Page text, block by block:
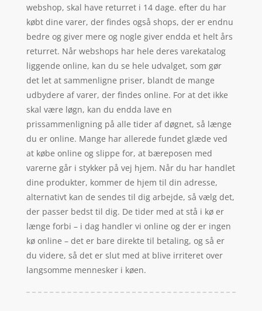
webshop, skal have returret i 14 dage. efter du har
købt dine varer, der findes også shops, der er endnu
bedre og giver mere og nogle giver endda et helt års
returret. Når webshops har hele deres varekatalog
liggende online, kan du se hele udvalget, som gør
det let at sammenligne priser, blandt de mange
udbydere af varer, der findes online. For at det ikke
skal være løgn, kan du endda lave en
prissammenligning på alle tider af døgnet, så længe
du er online. Mange har allerede fundet glæde ved
at købe online og slippe for, at bæreposen med
varerne går i stykker på vej hjem. Når du har handlet
dine produkter, kommer de hjem til din adresse,
alternativt kan de sendes til dig arbejde, så vælg det,
der passer bedst til dig. De tider med at stå i kø er
længe forbi – i dag handler vi online og der er ingen
kø online – det er bare direkte til betaling, og så er
du videre, så det er slut med at blive irriteret over
langsomme mennesker i køen.